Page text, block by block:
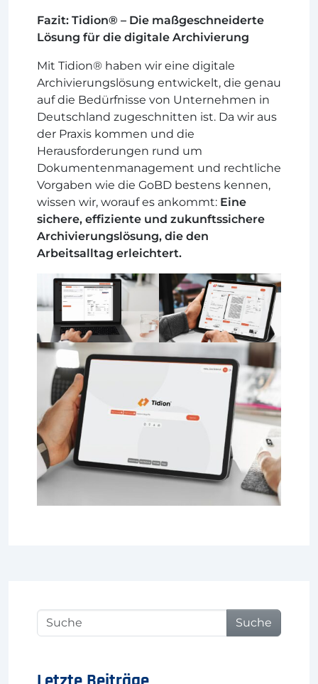
Fazit: Tidion® – Die maßgeschneiderte
Lösung für die digitale Archivierung
Mit Tidion® haben wir eine digitale
Archivierungslösung entwickelt, die genau
auf die Bedürfnisse von Unternehmen in
Deutschland zugeschnitten ist. Da wir aus
der Praxis kommen und die
Herausforderungen rund um
Dokumentenmanagement und rechtliche
Vorgaben wie die GoBD bestens kennen,
wissen wir, worauf es ankommt: Eine
sichere, effiziente und zukunftssichere
Archivierungslösung, die den
Arbeitsalltag erleichtert.
Suche